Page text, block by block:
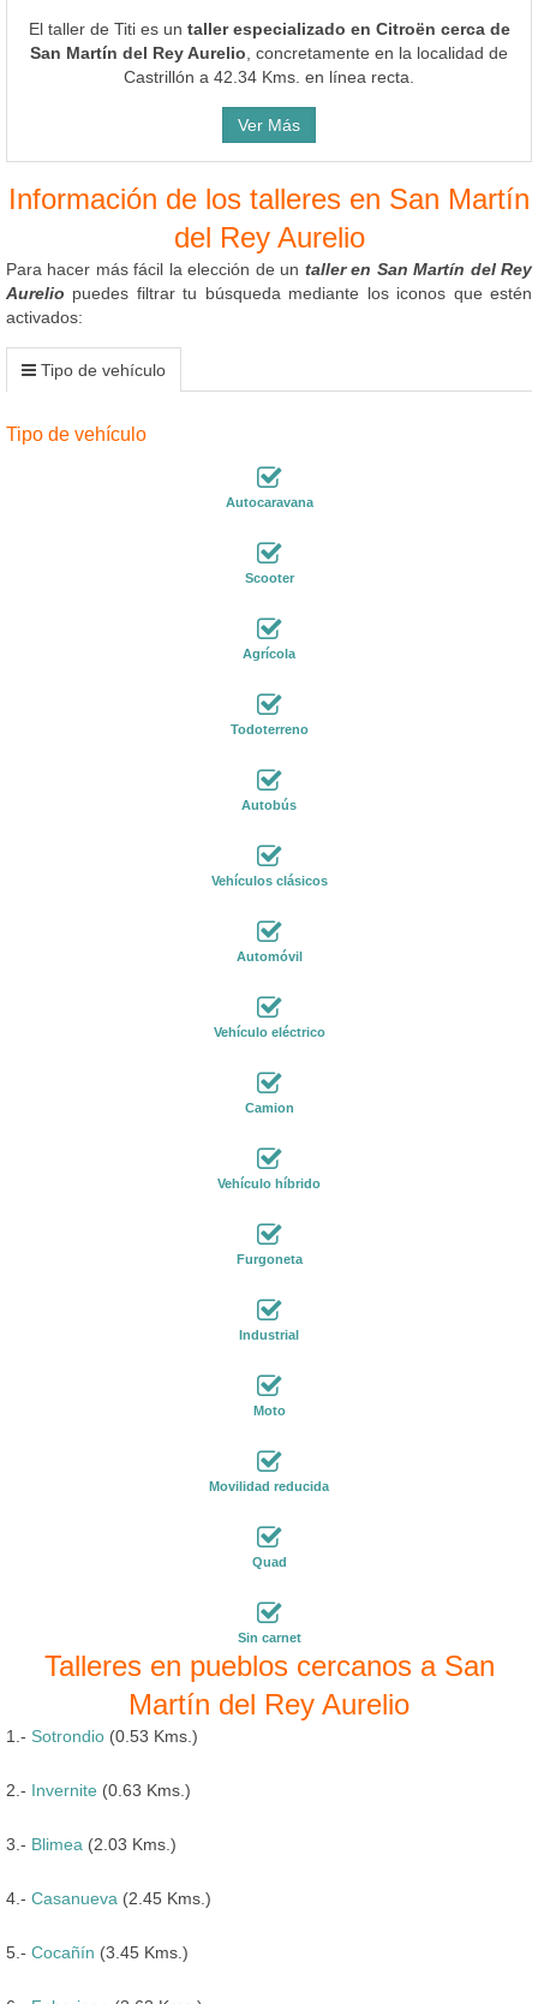
El taller de Titi es un taller especializado en Citroën cerca de
San Martín del Rey Aurelio , concretamente en la localidad de
Castrillón a 42.34 Kms. en línea recta.
Ver Más
Información de los talleres en San Martín
del Rey Aurelio
Para hacer más fácil la elección de un taller en San Martín del Rey
Aurelio puedes filtrar tu búsqueda mediante los iconos que estén
activados:
Tipo de vehículo
Tipo de vehículo
Autocaravana
Scooter
Agrícola
Todoterreno
Autobús
Vehículos clásicos
Automóvil
Vehículo eléctrico
Camion
Vehículo híbrido
Furgoneta
Industrial
Moto
Movilidad reducida
Quad
Sin carnet
Talleres en pueblos cercanos a San
Martín del Rey Aurelio
1.- Sotrondio (0.53 Kms.)
2.- Invernite (0.63 Kms.)
3.- Blimea (2.03 Kms.)
4.- Casanueva (2.45 Kms.)
5.- Cocañín (3.45 Kms.)